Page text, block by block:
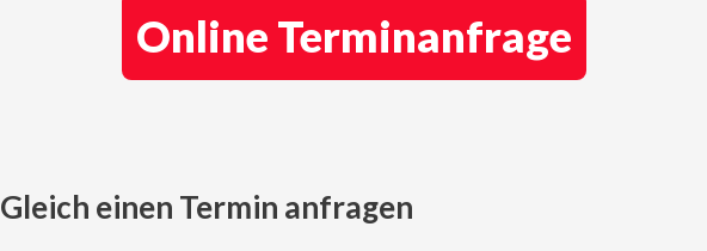
Online Terminanfrage
Gleich einen Termin anfragen